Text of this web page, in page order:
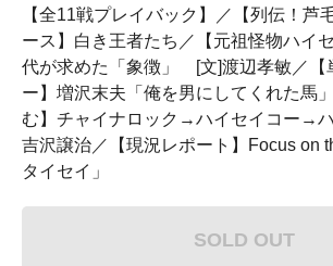
【全11戦プレイバック】／【列伝！芦
ース】白き王者たち／【元祖怪物ハイ
代が求めた「象徴」 [文]渡辺孝敏／【
ー】増沢末夫「俺を男にしてくれた馬
む】チャイナロック→ハイセイコー→
吉沢譲治／【現況レポート】Focus on
タイセイ」
SOLD OUT